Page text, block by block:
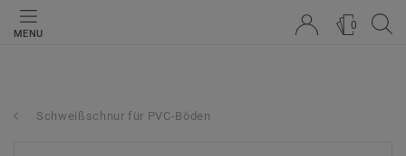
MENU
0
Schweißschnur für PVC-Böden